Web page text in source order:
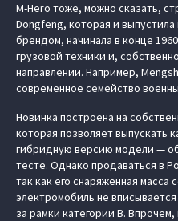
M-Hero тоже, можно сказать,
Dongfeng, которая и
брендом, начинала в конце
грузовой техники и,
направлении. Например,
современное семейство
Новинка построена на
которая позволяет выпускать
гибридную версию модели —
тесте. Однако продаваться в
так как его снаряженная масса
электромобиль не
за рамки категории В.